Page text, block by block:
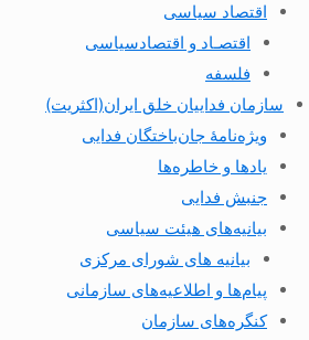
اقتصاد سیاسی
اقتصـاد و اقتصاد‌سیاسی
فلسفه
سازمان فداییان خلق ایران(اکثریت)
ویژه‌نامهٔ جان‌باختگان فدایی
یادها و خاطره‌ها
جنبش فدایی
بیانیه‌های هیئت سیاسی
بیانیه های شورای مرکزی
پیام‌ها و اطلاعیه‌های سازمانی
کنگره‌های سازمان